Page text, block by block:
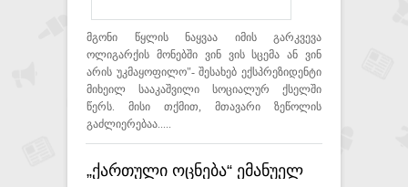
მგონი წყლის ნაყვაა იმის გარკვევა
ოლიგარქის მონებში ვინ ვის სცემა ან ვინ
არის უკმაყოფილო"- შესახებ ექსპრეზიდენტი
მიხეილ სააკაშვილი სოციალურ ქსელში
წერს. მისი თქმით, მთავარი ზეწოლის
გაძლიერებაა.....
„ქართული ოცნება“ ემანუელ